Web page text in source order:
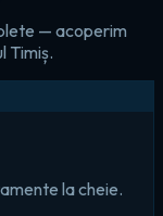
— acoperim
Timiș.
la cheie.